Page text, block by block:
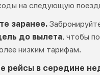
на следующую
заранее.
до вылета, чтобы
низким тарифам.
рейсы в середине